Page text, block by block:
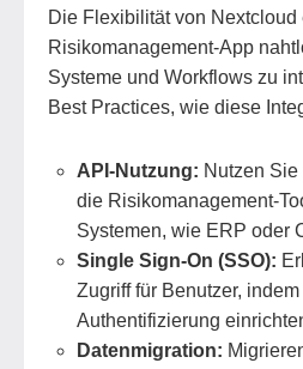
Die Flexibilität von Nextcloud
Risikomanagement-App
Systeme und Workflows zu
Best Practices, wie diese
API-Nutzung: Nutzen
die Risikomanagement-
Systemen, wie ERP oder
Single Sign-On (SSO):
Zugriff für Benutzer,
Authentifizierung
Datenmigration: